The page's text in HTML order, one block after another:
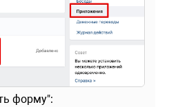
форму":